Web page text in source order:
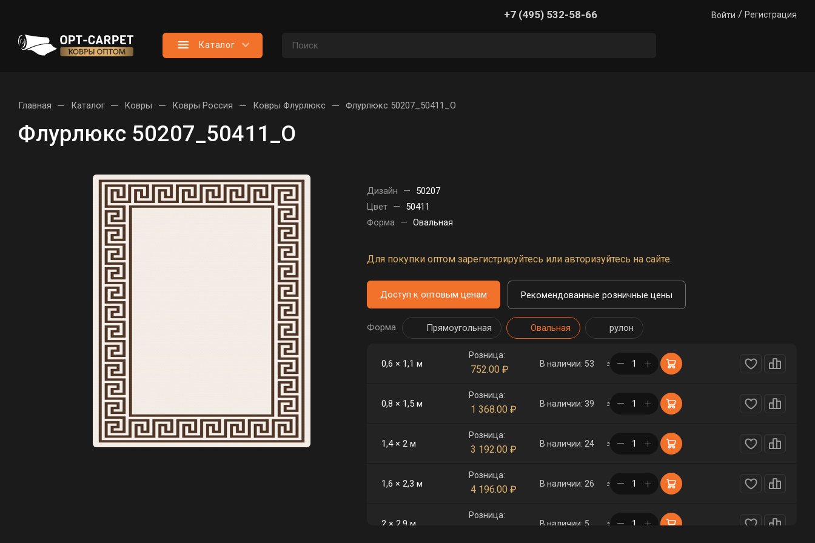
+7 (495) 532-58-66 Войти / Регистрация
Каталог
Главная — Каталог — Ковры — Ковры Россия — Ковры Флурлюкс — Флурлюкс 50207_50411_O
Флурлюкс 50207_50411_O
Дизайн —
50207
Цвет —
50411
Форма — Овальная
Для покупки оптом зарегистрируйтесь или авторизуйтесь на сайте.
Доступ к оптовым ценам Рекомендованные розничные цены
Форма Прямоугольная Овальная рулон
0,6 × 1,1 м
Розница:
752.00 ₽
В наличии: 53
в корзине
0,8 × 1,5 м
Розница:
1 368.00 ₽
В наличии: 39
в корзине
1,4 × 2 м
Розница:
3 192.00 ₽
В наличии: 24
в корзине
1,6 × 2,3 м
Розница:
4 196.00 ₽
В наличии: 26
в корзине
2 × 2,9 м
Розница:
В наличии: 5в корзине